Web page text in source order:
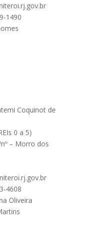
1490
Coquinot de
0 a 5)
– Morro dos
4608
Oliveira